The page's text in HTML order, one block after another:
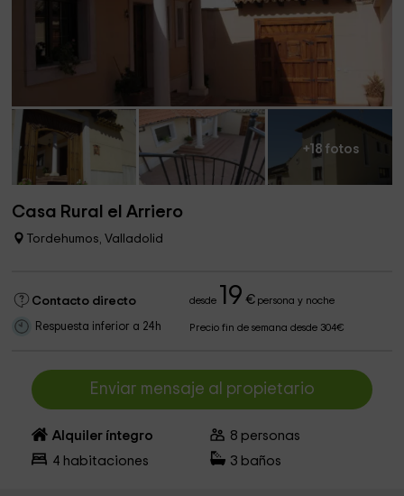
+18 fotos
Casa Rural el Arriero
Tordehumos, Valladolid
Contacto directo desde 19 €persona y noche
Respuesta inferior a 24h Precio fin de semana desde 304€
Enviar mensaje al propietario
Alquiler íntegro 8 personas
4 habitaciones 3 baños